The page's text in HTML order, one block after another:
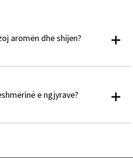
aromën dhe shijen?
e ngjyrave?